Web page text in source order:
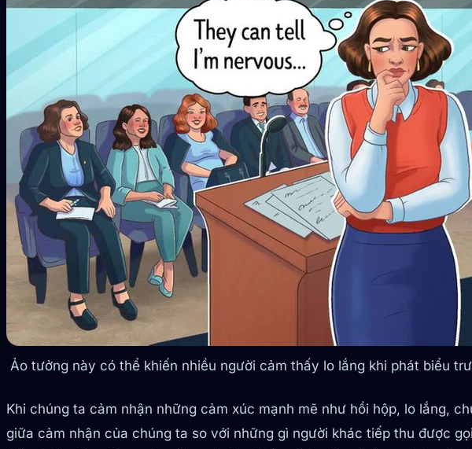
Ảo tưởng này có thể khiến nhiều người cảm thấy lo lắng khi phát biểu
Khi chúng ta cảm nhận những cảm xúc mạnh mẽ như hồi hộp, lo lắng,
giữa cảm nhận của chúng ta so với những gì người khác tiếp thu được